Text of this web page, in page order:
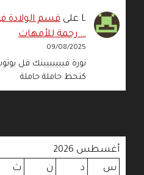
L علىقسم الولادة
… رحمة للأمهات
09/08/2025
نورة فييييييينك فل
كتحط حاملة حاملة
أغسطس 2026
س
د ن ث